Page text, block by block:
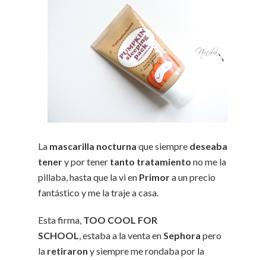
La mascarilla nocturna que siempre deseaba
tenery por tener tanto tratamiento no me la
pillaba, hasta que la vi en Primora un precio
fantástico y me la traje a casa.
Esta firma, TOO COOL FOR
SCHOOL, estaba a la venta enSephora pero
la retiraron y siempre me rondaba por la